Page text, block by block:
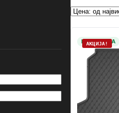
НА ЗАЛИХА
АКЦИЈА!